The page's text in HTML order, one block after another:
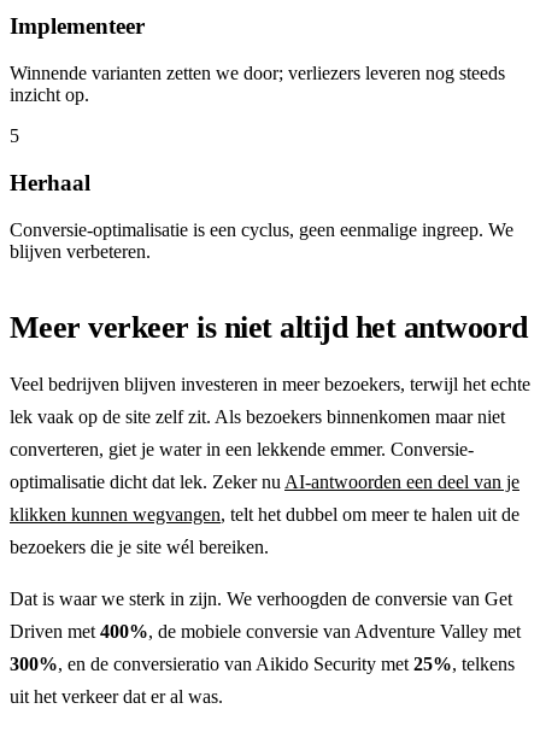
Implementeer
Winnende varianten zetten we door; verliezers leveren nog steeds
inzicht op.
5
Herhaal
Conversie-optimalisatie is een cyclus, geen eenmalige ingreep. We
blijven verbeteren.
Meer verkeer is niet altijd het antwoord
Veel bedrijven blijven investeren in meer bezoekers, terwijl het echte
lek vaak op de site zelf zit. Als bezoekers binnenkomen maar niet
converteren, giet je water in een lekkende emmer. Conversie-
optimalisatie dicht dat lek. Zeker nu AI-antwoorden een deel van je
klikken kunnen wegvangen, telt het dubbel om meer te halen uit de
bezoekers die je site wél bereiken.
Dat is waar we sterk in zijn. We verhoogden de conversie van Get
Driven met 400%, de mobiele conversie van Adventure Valley met
300%, en de conversieratio van Aikido Security met 25%, telkens
uit het verkeer dat er al was.